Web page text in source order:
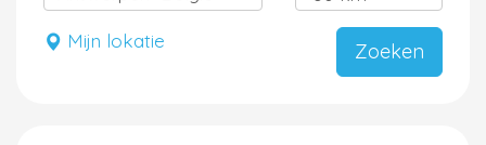
Mijn lokatie Zoeken